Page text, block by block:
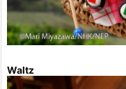
Waltz